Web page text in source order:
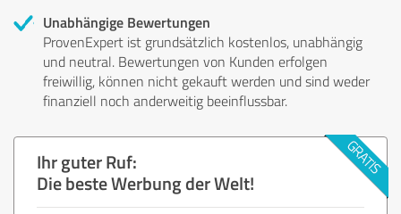
Unabhängige Bewertungen
ProvenExpert ist grundsätzlich kostenlos, unabhängig
und neutral. Bewertungen von Kunden erfolgen
freiwillig, können nicht gekauft werden und sind weder
finanziell noch anderweitig beeinflussbar.
Ihr guter Ruf:
Die beste Werbung der Welt!